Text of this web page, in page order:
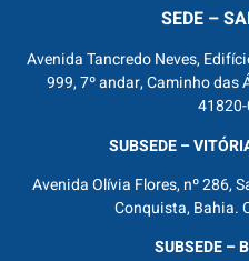
SEDE –
Avenida Tancredo Neves,
999, 7º andar, Caminho das
SUBSEDE –
Avenida Olívia Flores, nº 286,
Conquista, Bahia.
SUBSEDE –